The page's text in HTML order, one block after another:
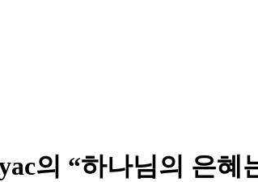
의 “하나님의 은혜